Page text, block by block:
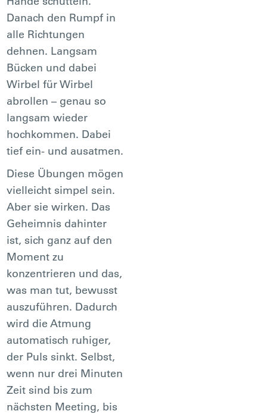
Danach den Rumpf in
alle Richtungen
dehnen. Langsam
Bücken und dabei
Wirbel für Wirbel
abrollen – genau so
langsam wieder
hochkommen. Dabei
tief ein- und ausatmen.
Diese Übungen mögen
vielleicht simpel sein.
Aber sie wirken. Das
Geheimnis dahinter
ist, sich ganz auf den
Moment zu
konzentrieren und das,
was man tut, bewusst
auszuführen. Dadurch
wird die Atmung
automatisch ruhiger,
der Puls sinkt. Selbst,
wenn nur drei Minuten
Zeit sind bis zum
nächsten Meeting, bis